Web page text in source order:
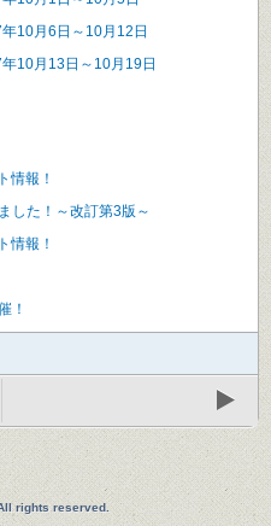
10月6日～10月12日
10月13日～10月19日
情報！
した！～改訂第3版～
情報！
！
rights reserved.